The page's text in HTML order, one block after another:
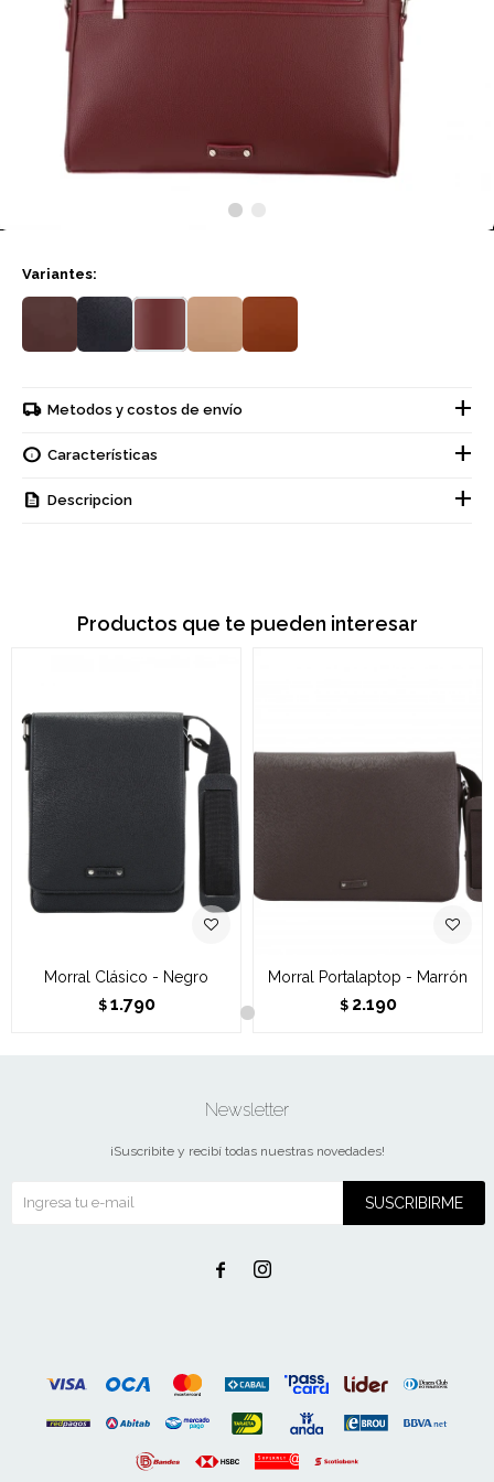
Variantes:
Metodos y costos de envío
Características
Descripcion
Productos que te pueden interesar
Morral Clásico - Negro
$ 1.790
Morral Portalaptop - Marrón
$ 2.190
Newsletter
¡Suscribite y recibí todas nuestras novedades!
SUSCRIBIRME
 